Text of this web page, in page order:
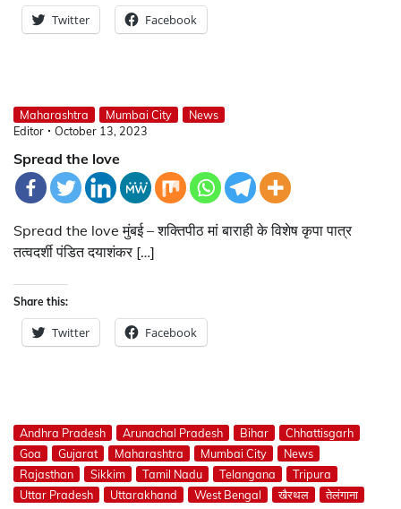
Twitter Facebook
Maharashtra Mumbai City
News
Editor
October 13, 2023
Spread the love
Spread the love मुंबई – शक्तिपीठ मां बाराही के विशेष कृपा पात्र
तत्वदर्शी पंडित दयाशंकर […]
Share this:
Twitter Facebook
Andhra Pradesh Arunachal Pradesh Bihar
Chhattisgarh
Goa
Gujarat Maharashtra Mumbai City
News
Rajasthan
Sikkim Tamil Nadu Telangana
Tripura
Uttar Pradesh
Uttarakhand West Bengal खैरथल तेलंगाना